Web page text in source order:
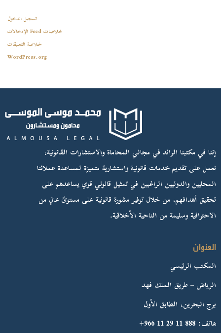
تسجيل الدخول
خلاصات Feed الإدخالات
خلاصة التعليقات
WordPress.org
إننا في مكتبنا الرائد في مجالي المحاماة والاستشارات القانونية،
نعمل على تقديم خدمات قانونية واستشارية متميزة لمساعدة عملائنا
المحليين والدوليين الراغبين في تمثيل قانوني قوي يساعدهم على
تحقيق أهدافهم، من خلال توفير مشورة قانونية على مستوىً عالٍ من
الاحترافية وسليمة من الناحية الأخلاقية.
العنوان
المكتب الرئيسي
الرياض – طريق الملك فهد
برج البحرين، الطابق الأول
هاتف: 888 11 29 11 966+